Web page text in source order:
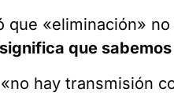
que «eliminación»
significa que
hay transmisión